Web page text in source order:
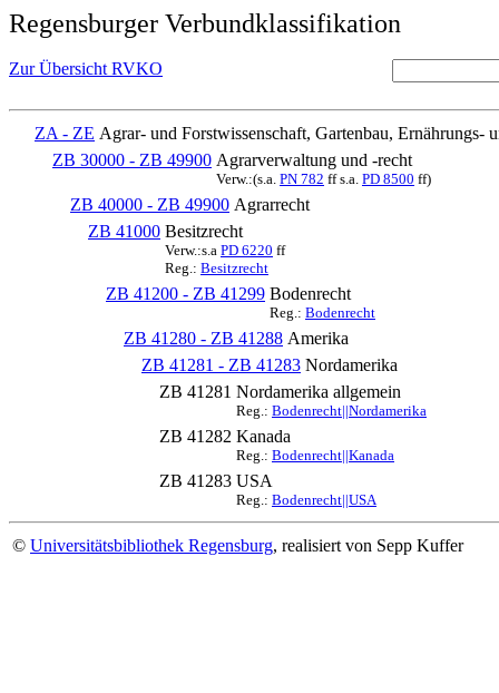
Regensburger Verbundklassifikation
Zur Übersicht RVKO
ZA - ZE Agrar- und Forstwissenschaft, Gartenbau, Ernährungs-
ZB 30000 - ZB 49900 Agrarverwaltung und -recht
Verw.:(s.a. PN 782 ff s.a. PD 8500 ff)
ZB 40000 - ZB 49900 Agrarrecht
ZB 41000 Besitzrecht
Verw.:s.a PD 6220 ff
Reg.: Besitzrecht
ZB 41200 - ZB 41299 Bodenrecht
Reg.: Bodenrecht
ZB 41280 - ZB 41288 Amerika
ZB 41281 - ZB 41283 Nordamerika
ZB 41281 Nordamerika allgemein
Reg.: Bodenrecht||Nordamerika
ZB 41282 Kanada
Reg.: Bodenrecht||Kanada
ZB 41283 USA
Reg.: Bodenrecht||USA
© Universitätsbibliothek Regensburg, realisiert von Sepp Kuffer